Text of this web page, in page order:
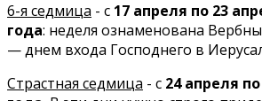
6-я седмица - с 17 апреля по 23
года: неделя ознаменована
— днем входа Господнего в
Страстная седмица - с 24 апреля